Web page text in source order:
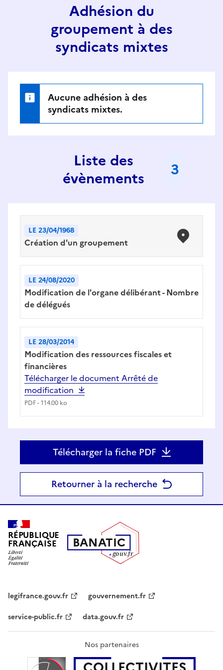
Adhésion du
groupement à des
syndicats mixtes
Aucune adhésion à des
syndicats mixtes.
Liste des
évènements
3
LE 23/04/1968
Création d'un groupement
LE 24/08/2020
Modification de l'organe délibérant - Nombre
de délégués
LE 28/03/2014
Modification des ressources fiscales et
financières
Télécharger le document Arrêté de
modification
PDF-114.00 ko
Télécharger la fiche PDF
Retourner à la recherche
RÉPUBLIQUE
FRANÇAISE BANATIC
gouv.fr
legifrance.gouv.fr
gouvernement.fr
service-public.fr
data.gouv.fr
Nos partenaires